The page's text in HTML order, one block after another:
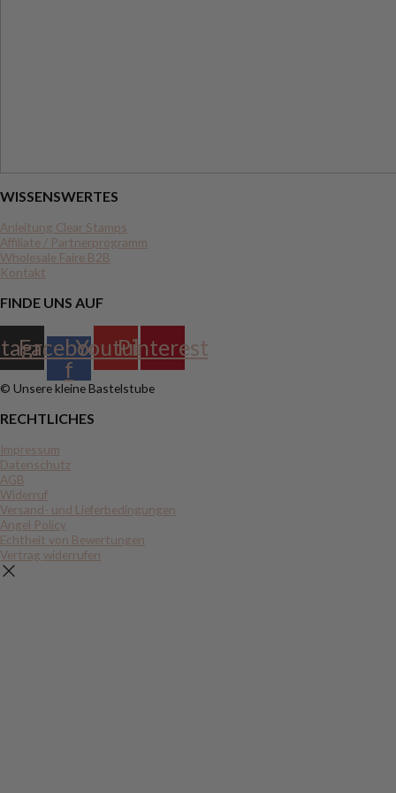
WISSENSWERTES
Anleitung Clear Stamps
Affiliate / Partnerprogramm
Wholesale Faire B2B
Kontakt
FINDE UNS AUF
Facebook-
f
YoutubePinterest
© Unsere kleine Bastelstube
RECHTLICHES
Impressum
Datenschutz
AGB
Widerruf
Versand- und Lieferbedingungen
Angel Policy
Echtheit von Bewertungen
Vertrag widerrufen